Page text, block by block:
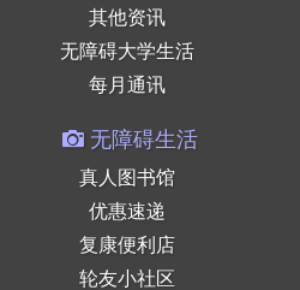
其他资讯
无障碍大学生活
每月通讯
无障碍生活
真人图书馆
优惠速递
复康便利店
轮友小社区